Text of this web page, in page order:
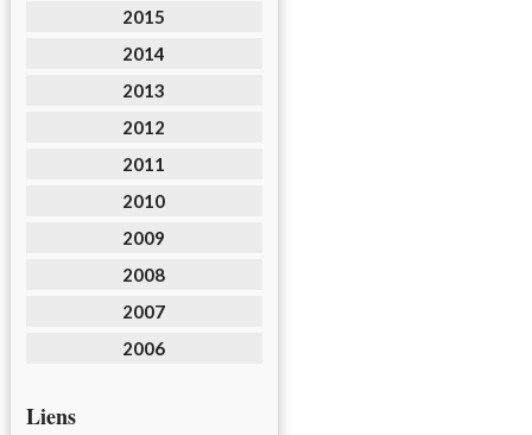
2015
2014
2013
2012
2011
2010
2009
2008
2007
2006
Liens